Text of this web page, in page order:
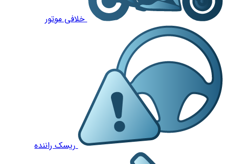
خلافی موتور
ریسک راننده